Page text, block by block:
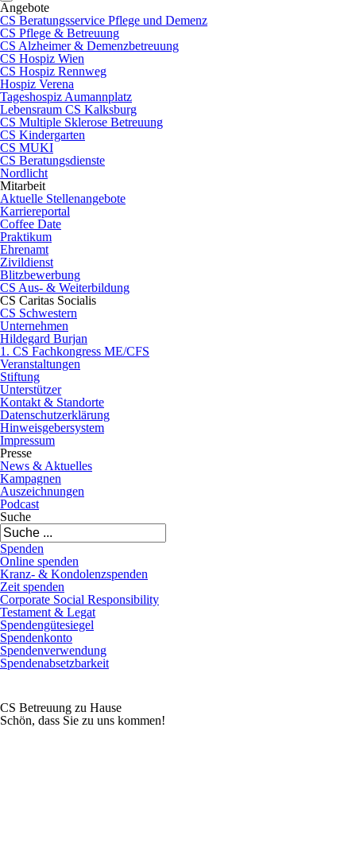
Angebote
CS Beratungsservice Pflege und Demenz
CS Pflege & Betreuung
CS Alzheimer & Demenzbetreuung
CS Hospiz Wien
CS Hospiz Rennweg
Hospiz Verena
Tageshospiz Aumannplatz
Lebensraum CS Kalksburg
CS Multiple Sklerose Betreuung
CS Kindergarten
CS MUKI
CS Beratungsdienste
Nordlicht
Mitarbeit
Aktuelle Stellenangebote
Karriereportal
Coffee Date
Praktikum
Ehrenamt
Zivildienst
Blitzbewerbung
CS Aus- & Weiterbildung
CS Caritas Socialis
CS Schwestern
Unternehmen
Hildegard Burjan
1. CS Fachkongress ME/CFS
Veranstaltungen
Stiftung
Unterstützer
Kontakt & Standorte
Datenschutzerklärung
Hinweisgebersystem
Impressum
Presse
News & Aktuelles
Kampagnen
Auszeichnungen
Podcast
Suche
Spenden
Online spenden
Kranz- & Kondolenzspenden
Zeit spenden
Corporate Social Responsibility
Testament & Legat
Spendengütesiegel
Spendenkonto
Spendenverwendung
Spendenabsetzbarkeit
CS Betreuung zu Hause
Schön, dass Sie zu uns kommen!